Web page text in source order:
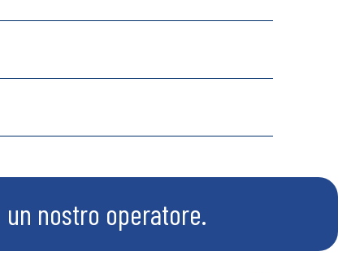
un nostro operatore.